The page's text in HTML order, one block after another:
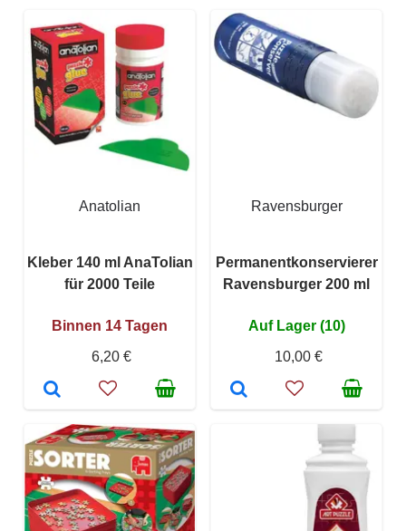
Anatolian
Kleber 140 ml AnaTolian
für 2000 Teile
Binnen 14 Tagen
6,20 €
Ravensburger
Permanentkonservierer
Ravensburger 200 ml
Auf Lager (10)
10,00 €